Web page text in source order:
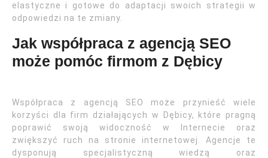
elastyczne i gotowe do adaptacji swoich strategii w
odpowiedzi na te zmiany.
Jak współpraca z agencją SEO
może pomóc firmom z Dębicy
Współpraca z agencją SEO może przynieść wiele
korzyści dla firm działających w Dębicy, które pragną
poprawić swoją widoczność w Internecie oraz
zwiększyć ruch na stronie internetowej. Agencje te
dysponują specjalistyczną wiedzą oraz